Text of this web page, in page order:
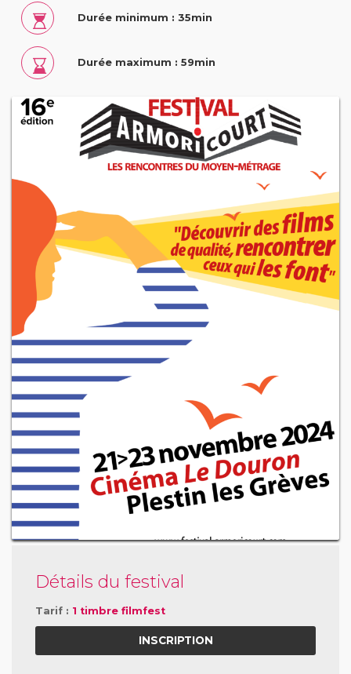
Détails du festival
Tarif : 1 timbre filmfest
INSCRIPTION
Durée minimum : 35min
Durée maximum : 59min